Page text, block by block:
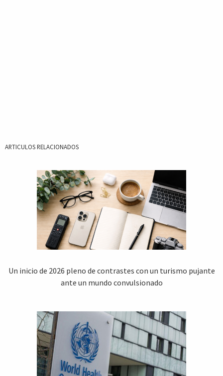
ARTICULOS RELACIONADOS
Un inicio de 2026 pleno de contrastes con un turismo pujante
ante un mundo convulsionado